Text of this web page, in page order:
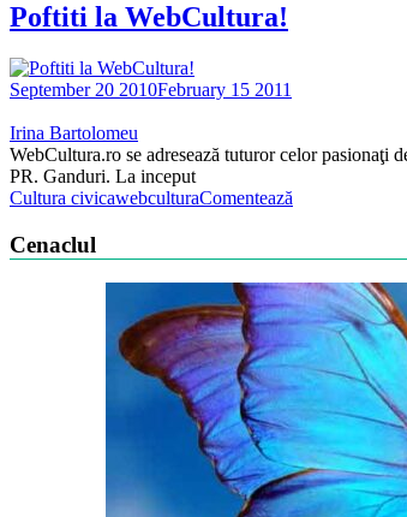
Poftiti la WebCultura!
September 20 2010February 15 2011
Irina Bartolomeu
WebCultura.ro se adresează tuturor celor
PR. Ganduri. La inceput
Cultura civicawebculturaComentează
Cenaclul